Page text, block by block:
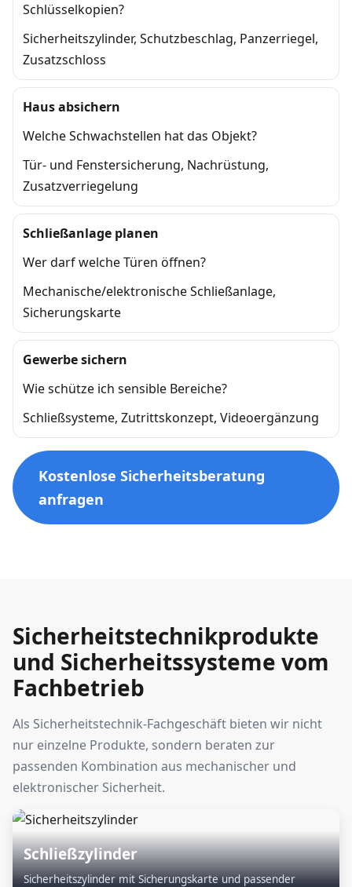
Schlüsselkopien?
Sicherheitszylinder, Schutzbeschlag, Panzerriegel,
Zusatzschloss
Haus absichern
Welche Schwachstellen hat das Objekt?
Tür- und Fenstersicherung, Nachrüstung,
Zusatzverriegelung
Schließanlage planen
Wer darf welche Türen öffnen?
Mechanische/elektronische Schließanlage,
Sicherungskarte
Gewerbe sichern
Wie schütze ich sensible Bereiche?
Schließsysteme, Zutrittskonzept, Videoergänzung
Kostenlose Sicherheitsberatung
anfragen
Sicherheitstechnikprodukte
und Sicherheitssysteme vom
Fachbetrieb
Als Sicherheitstechnik-Fachgeschäft bieten wir nicht
nur einzelne Produkte, sondern beraten zur
passenden Kombination aus mechanischer und
elektronischer Sicherheit.
Schließzylinder
Sicherheitszylinder mit Sicherungskarte und passender